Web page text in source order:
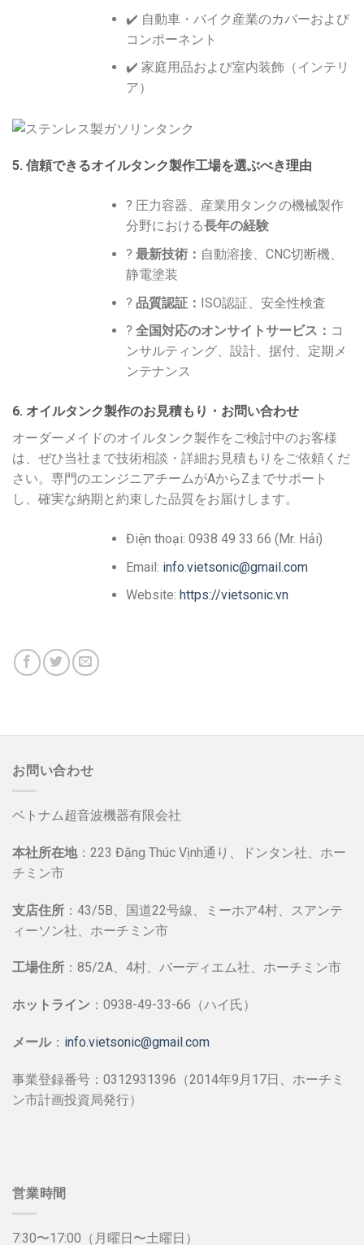
✔️ 自動車・バイク産業のカバーおよび
コンポーネント
✔️ 家庭用品および室内装飾（インテリ
ア）
5. 信頼できるオイルタンク製作工場を選ぶべき理由
? 圧力容器、産業用タンクの機械製作
分野における長年の経験
?️最新技術： 自動溶接、CNC切断機、
静電塗装
?品質認証： ISO認証、安全性検査
?全国対応のオンサイトサービス： コ
ンサルティング、設計、据付、定期メ
ンテナンス
6. オイルタンク製作のお見積もり・お問い合わせ
オーダーメイドのオイルタンク製作をご検討中のお客様
は、ぜひ当社まで技術相談・詳細お見積もりをご依頼くだ
さい。専門のエンジニアチームがAからZまでサポート
し、確実な納期と約束した品質をお届けします。
Điện thoại: 0938 49 33 66 (Mr. Hải)
Email: info.vietsonic@gmail.com
Website: https://vietsonic.vn
お問い合わせ
ベトナム超音波機器有限会社
本社所在地：223 Đặng Thúc Vịnh通り、ドンタン社、ホー
チミン市
支店住所 ：43/5B、国道22号線、ミーホア4村、スアンテ
ィーソン社、ホーチミン市
工場住所 ：85/2A、4村、バーディエム社、ホーチミン市
ホットライン ：0938-49-33-66（ハイ氏）
メール： info.vietsonic@gmail.com
事業登録番号：0312931396（2014年9月17日、ホーチミ
ン市計画投資局発行）
営業時間
7:30〜17:00（月曜日〜土曜日）